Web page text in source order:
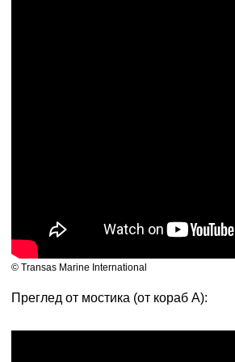
© Transas Marine International
Преглед от мостика (от кораб А):